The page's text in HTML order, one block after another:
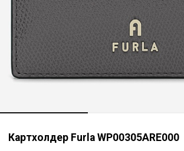
Картхолдер Furla WP00305ARE000